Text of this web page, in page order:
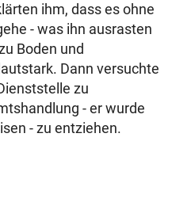
ihm, dass es ohne
- was ihn ausrasten
Boden und
Dann versuchte
zu
- er wurde
- zu entziehen.